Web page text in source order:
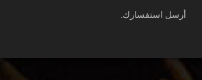
أرسل استفسارك.